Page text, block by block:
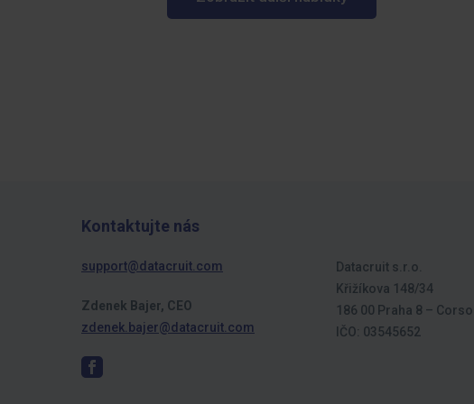
Kontaktujte nás
support@datacruit.com
Zdenek Bajer, CEO
zdenek.bajer@datacruit.com
Datacruit s.r.o.
Křižíkova 148/34
186 00 Praha 8 –
IČO: 03545652